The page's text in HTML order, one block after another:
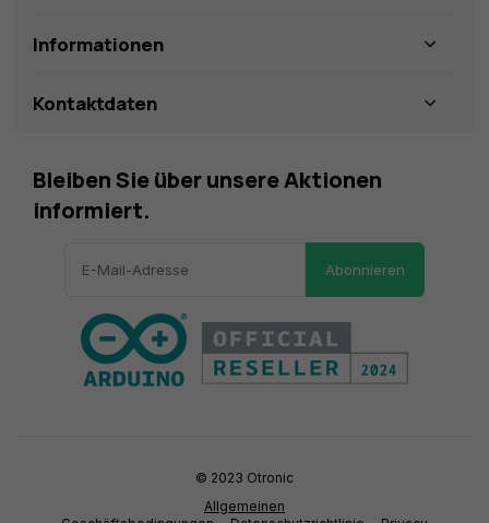
Informationen
Kontaktdaten
Bleiben Sie über unsere Aktionen
informiert.
Abonnieren
Allgemeinen
© 2023 Otronic